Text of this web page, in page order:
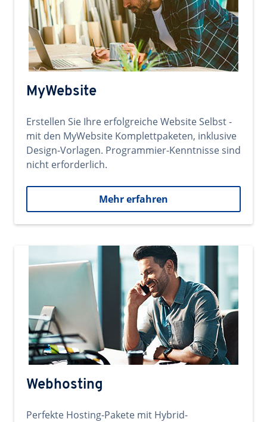
MyWebsite
Erstellen Sie Ihre erfolgreiche Website Selbst -
mit den MyWebsite Komplettpaketen, inklusive
Design-Vorlagen. Programmier-Kenntnisse sind
nicht erforderlich.
Mehr erfahren
Webhosting
Perfekte Hosting-Pakete mit Hybrid-